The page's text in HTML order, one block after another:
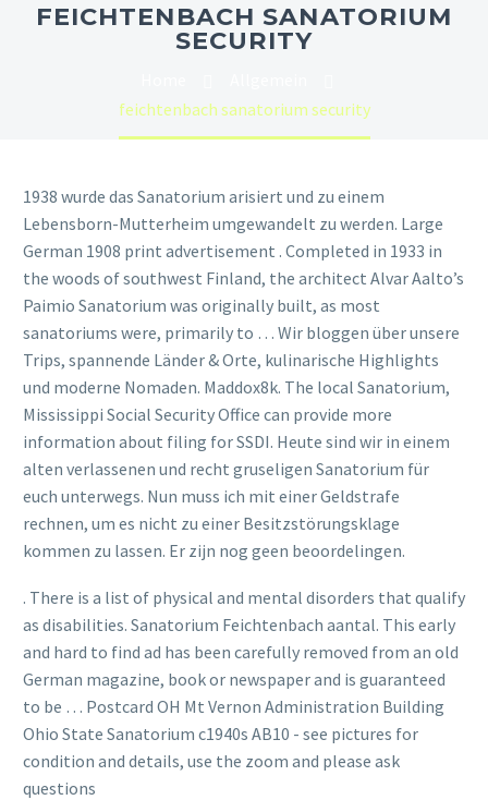
FEICHTENBACH SANATORIUM
SECURITY
feichtenbach sanatorium security
1938 wurde das Sanatorium arisiert und zu einem
Lebensborn-Mutterheim umgewandelt zu werden. Large
German 1908 print advertisement . Completed in 1933 in
the woods of southwest Finland, the architect Alvar Aalto’s
Paimio Sanatorium was originally built, as most
sanatoriums were, primarily to … Wir bloggen über unsere
Trips, spannende Länder & Orte, kulinarische Highlights
und moderne Nomaden. Maddox8k. The local Sanatorium,
Mississippi Social Security Office can provide more
information about filing for SSDI. Heute sind wir in einem
alten verlassenen und recht gruseligen Sanatorium für
euch unterwegs. Nun muss ich mit einer Geldstrafe
rechnen, um es nicht zu einer Besitzstörungsklage
kommen zu lassen. Er zijn nog geen beoordelingen.
. There is a list of physical and mental disorders that qualify
as disabilities. Sanatorium Feichtenbach aantal. This early
and hard to find ad has been carefully removed from an old
German magazine, book or newspaper and is guaranteed
to be … Postcard OH Mt Vernon Administration Building
Ohio State Sanatorium c1940s AB10 - see pictures for
condition and details, use the zoom and please ask
questions